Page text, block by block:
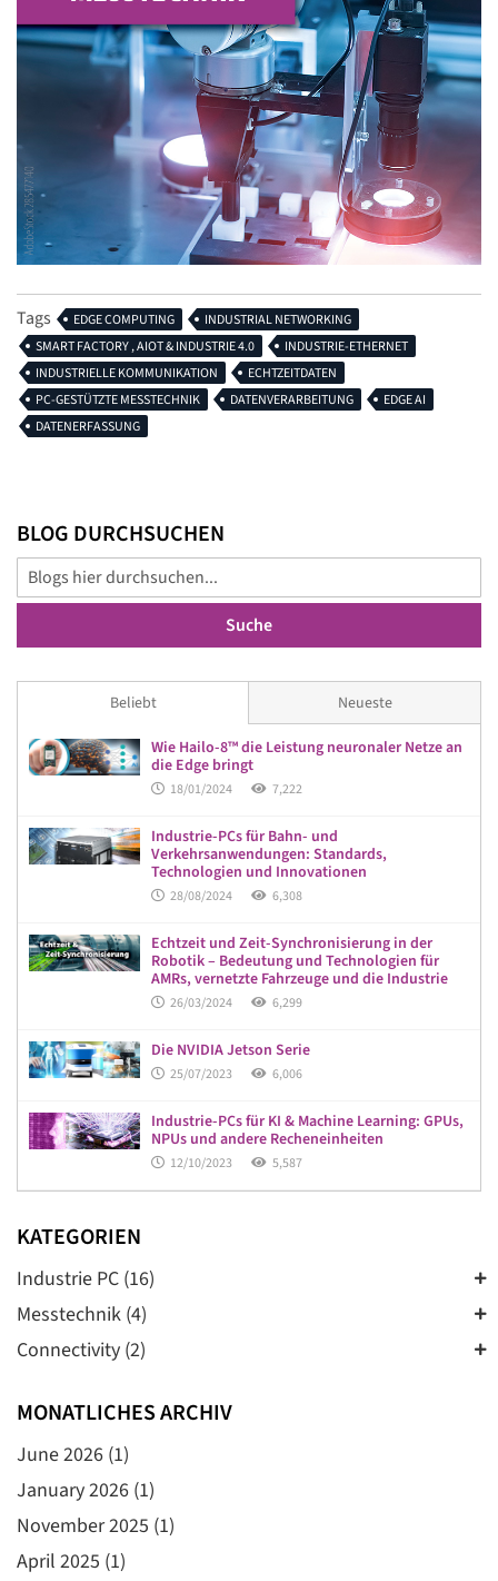
Tags EDGE COMPUTING
INDUSTRIAL NETWORKING
SMART FACTORY , AIOT & INDUSTRIE 4.0
INDUSTRIE-ETHERNET
INDUSTRIELLE KOMMUNIKATION
ECHTZEITDATEN
PC-GESTÜTZTE MESSTECHNIK
DATENVERARBEITUNG
EDGE AI
DATENERFASSUNG
BLOG DURCHSUCHEN
Suche
Beliebt
Wie Hailo-8™ die Leistung neuronaler Netze an
die Edge bringt
18/01/2024 7,222
Industrie-PCs für Bahn- und
Verkehrsanwendungen: Standards,
Technologien und Innovationen
28/08/2024 6,308
Echtzeit und Zeit-Synchronisierung in der
Robotik – Bedeutung und Technologien für
AMRs, vernetzte Fahrzeuge und die Industrie
26/03/2024 6,299
Die NVIDIA Jetson Serie
25/07/2023 6,006
Industrie-PCs für KI & Machine Learning: GPUs,
NPUs und andere Recheneinheiten
12/10/2023 5,587
Neueste
KATEGORIEN
Industrie PC (16)
Messtechnik (4)
Connectivity (2)
MONATLICHES ARCHIV
June 2026 (1)
January 2026 (1)
November 2025 (1)
April 2025 (1)